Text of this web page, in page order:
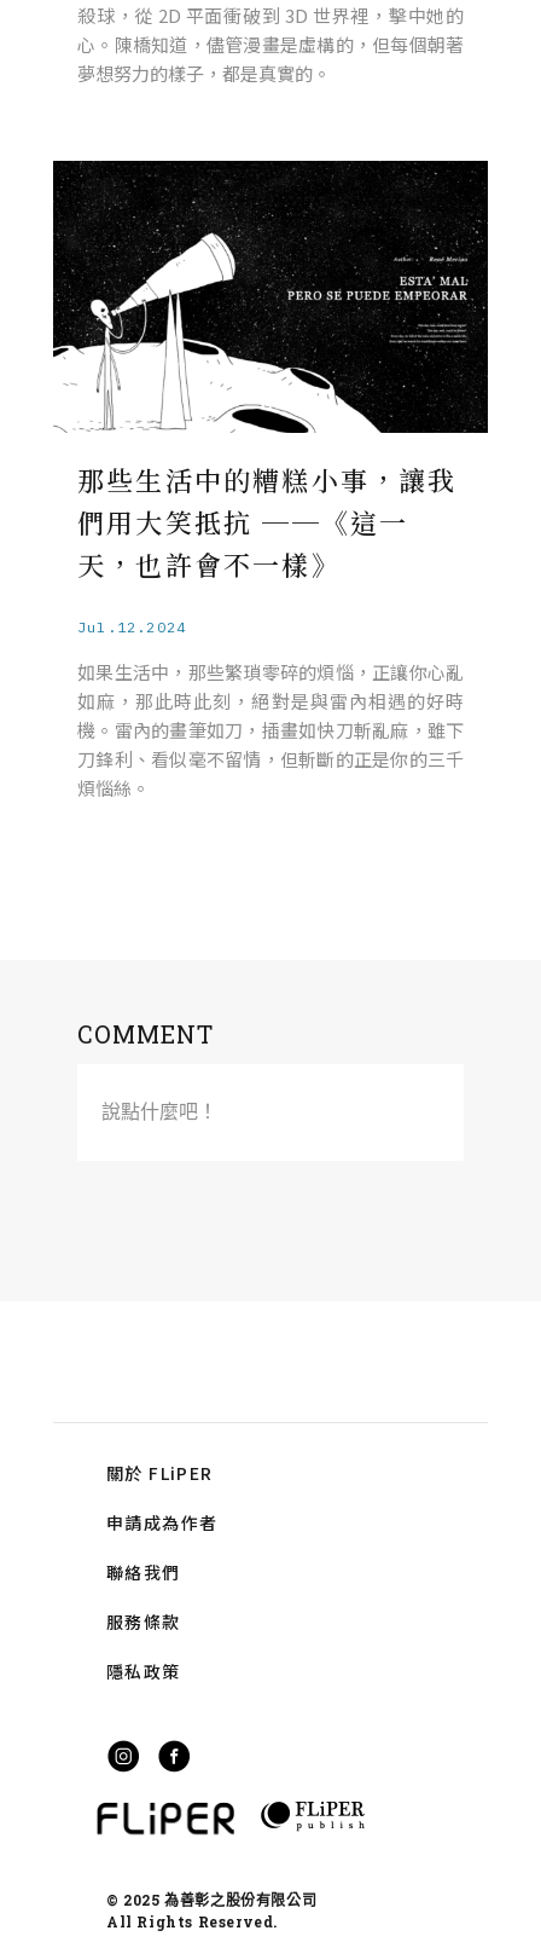
殺球，從 2D 平面衝破到 3D 世界裡，擊中她的
心。陳橋知道，儘管漫畫是虛構的，但每個朝著
夢想努力的樣子，都是真實的。
那些生活中的糟糕小事，讓我
們用大笑抵抗 ──《這一
天，也許會不一樣》
Jul.12.2024
如果生活中，那些繁瑣零碎的煩惱，正讓你心亂
如麻，那此時此刻，絕對是與雷內相遇的好時
機。雷內的畫筆如刀，插畫如快刀斬亂麻，雖下
刀鋒利、看似毫不留情，但斬斷的正是你的三千
煩惱絲。
COMMENT
說點什麼吧！
關於 FLiPER
申請成為作者
聯絡我們
服務條款
隱私政策
© 2025 為善彰之股份有限公司
All Rights Reserved.